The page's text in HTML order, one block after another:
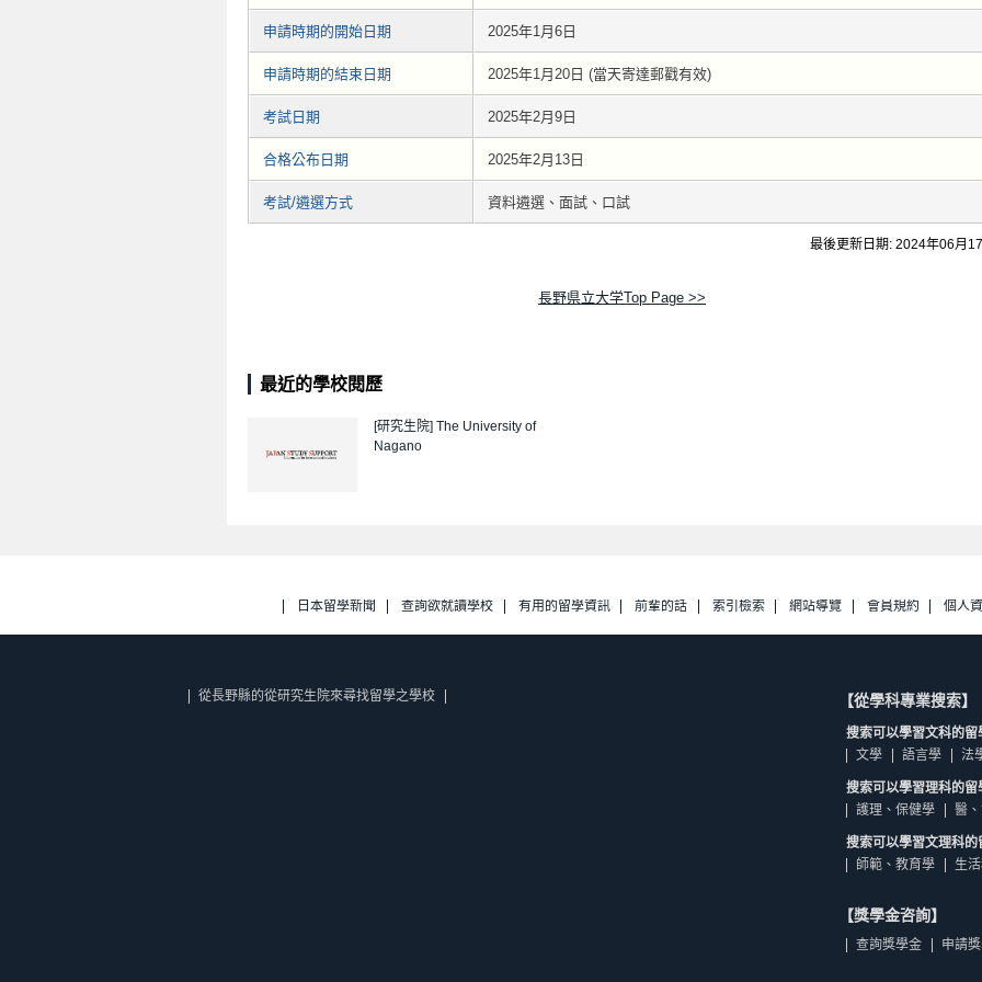
申請時期的開始日期 2025年1月6日
申請時期的結束日期 2025年1月20日 (當天寄達郵戳有效)
考試日期 2025年2月9日
合格公布日期 2025年2月13日
考試/遴選方式 資料遴選、面試、口試
最後更新日期: 2024年06月
長野県立大学Top Page >>
最近的學校閱歷
[研究生院] The University of
Nagano
日本留學新聞 查詢欲就讀學校 有用的留學資訊 前輩的話 索引檢索 網站導覽 會員規約 個人
從長野縣的從研究生院來尋找留學之學校 【從學科專業搜索】
搜索可以學習文科的留
文學
語言學 法
搜索可以學習理科的留
護理、保健學
醫
搜索可以學習文理科的
師範、教育學
生
【獎學金咨詢】
查詢獎學金 申請